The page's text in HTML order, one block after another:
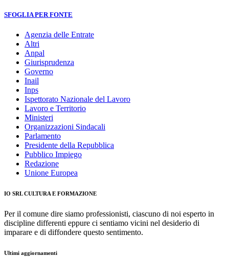
SFOGLIA PER FONTE
Agenzia delle Entrate
Altri
Anpal
Giurisprudenza
Governo
Inail
Inps
Ispettorato Nazionale del Lavoro
Lavoro e Territorio
Ministeri
Organizzazioni Sindacali
Parlamento
Presidente della Repubblica
Pubblico Impiego
Redazione
Unione Europea
IO SRL CULTURA E FORMAZIONE
Per il comune dire siamo professionisti, ciascuno di noi esperto in
discipline differenti eppure ci sentiamo vicini nel desiderio di
imparare e di diffondere questo sentimento.
Ultimi aggiornamenti